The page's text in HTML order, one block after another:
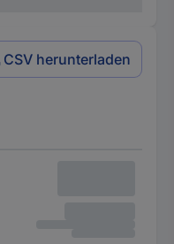
CSV herunterladen